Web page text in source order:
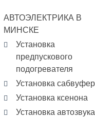
АВТОЭЛЕКТРИКА В
МИНСКЕ
Установка
предпускового
подогревателя
Установка
Установка ксенона
Установка автозвука